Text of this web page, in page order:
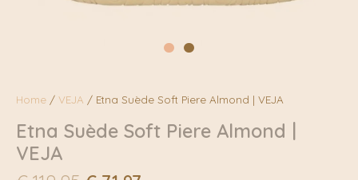
Home / VEJA / Etna Suède Soft Piere Almond | VEJA
Etna Suède Soft Piere Almond |
VEJA